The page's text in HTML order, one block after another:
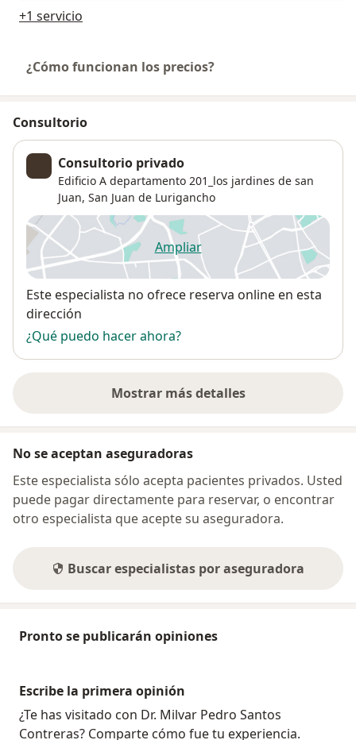
+1 servicio
¿Cómo funcionan los precios?
Consultorio
Consultorio privado
Edificio A departamento 201_los jardines de san
Juan, San Juan de Lurigancho
Ampliarse abre en una nueva
Disponibilidad
Este especialista no ofrece reserva online en esta
dirección
¿Qué puedo hacer ahora?
Mostrar más detalles
sobre la dirección
No se aceptan aseguradoras
Este especialista sólo acepta pacientes privados. Usted
puede pagar directamente para reservar, o encontrar
otro especialista que acepte su aseguradora.
Buscar especialistas por aseguradora
Pronto se publicarán opiniones
Escribe la primera opinión
¿Te has visitado con Dr. Milvar Pedro Santos
Contreras? Comparte cómo fue tu experiencia.